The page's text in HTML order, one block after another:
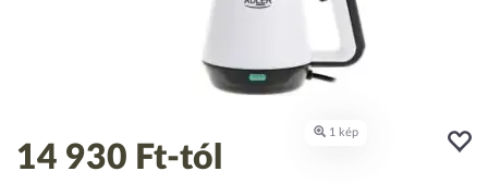
14 930 Ft-tól